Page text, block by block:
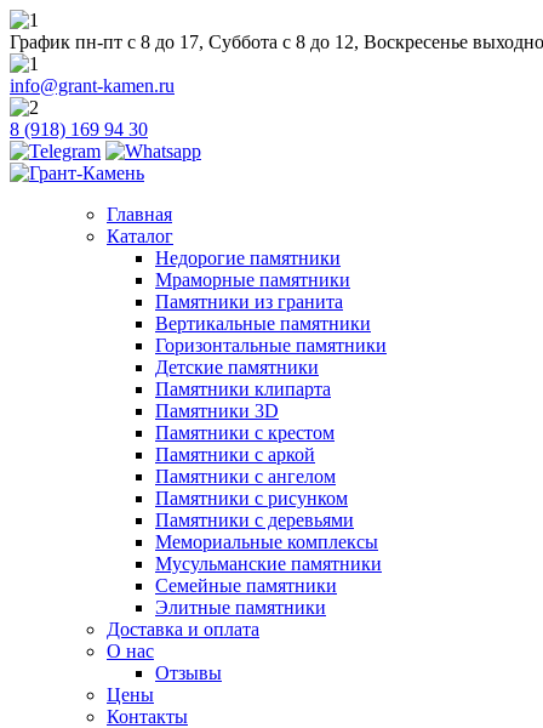
График пн-пт с 8 до 17, Суббота с 8 до 12, Воскресенье
info@grant-kamen.ru
8 (918) 169 94 30
Главная
Каталог
Недорогие памятники
Мраморные памятники
Памятники из гранита
Вертикальные памятники
Горизонтальные памятники
Детские памятники
Памятники клипарта
Памятники 3D
Памятники с крестом
Памятники с аркой
Памятники с ангелом
Памятники с рисунком
Памятники с деревьями
Мемориальные комплексы
Мусульманские памятники
Семейные памятники
Элитные памятники
Доставка и оплата
О нас
Отзывы
Цены
Контакты